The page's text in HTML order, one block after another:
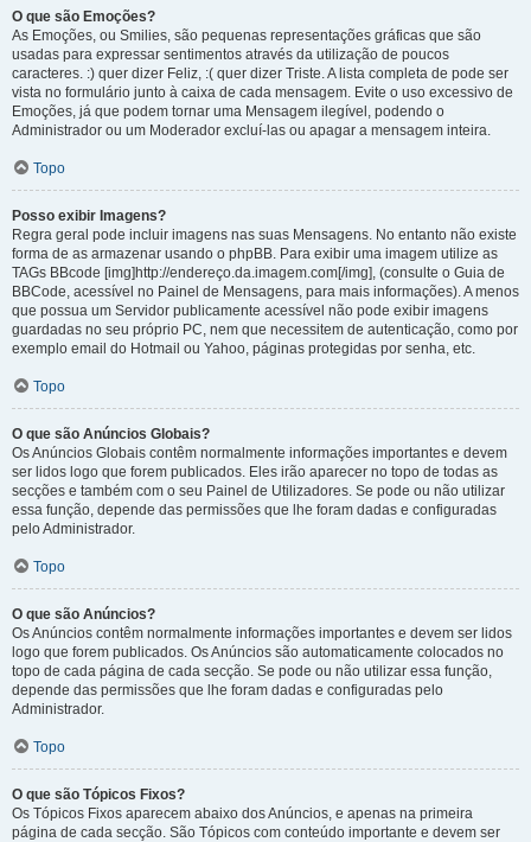
O que são Emoções?
As Emoções, ou Smilies, são pequenas representações gráficas que são
usadas para expressar sentimentos através da utilização de poucos
caracteres. :) quer dizer Feliz, :( quer dizer Triste. A lista completa de pode ser
vista no formulário junto à caixa de cada mensagem. Evite o uso excessivo de
Emoções, já que podem tornar uma Mensagem ilegível, podendo o
Administrador ou um Moderador excluí-las ou apagar a mensagem inteira.
Topo
Posso exibir Imagens?
Regra geral pode incluir imagens nas suas Mensagens. No entanto não existe
forma de as armazenar usando o phpBB. Para exibir uma imagem utilize as
TAGs BBcode [img]http://endereço.da.imagem.com[/img], (consulte o Guia de
BBCode, acessível no Painel de Mensagens, para mais informações). A menos
que possua um Servidor publicamente acessível não pode exibir imagens
guardadas no seu próprio PC, nem que necessitem de autenticação, como por
exemplo email do Hotmail ou Yahoo, páginas protegidas por senha, etc.
Topo
O que são Anúncios Globais?
Os Anúncios Globais contêm normalmente informações importantes e devem
ser lidos logo que forem publicados. Eles irão aparecer no topo de todas as
secções e também com o seu Painel de Utilizadores. Se pode ou não utilizar
essa função, depende das permissões que lhe foram dadas e configuradas
pelo Administrador.
Topo
O que são Anúncios?
Os Anúncios contêm normalmente informações importantes e devem ser lidos
logo que forem publicados. Os Anúncios são automaticamente colocados no
topo de cada página de cada secção. Se pode ou não utilizar essa função,
depende das permissões que lhe foram dadas e configuradas pelo
Administrador.
Topo
O que são Tópicos Fixos?
Os Tópicos Fixos aparecem abaixo dos Anúncios, e apenas na primeira
página de cada secção. São Tópicos com conteúdo importante e devem ser